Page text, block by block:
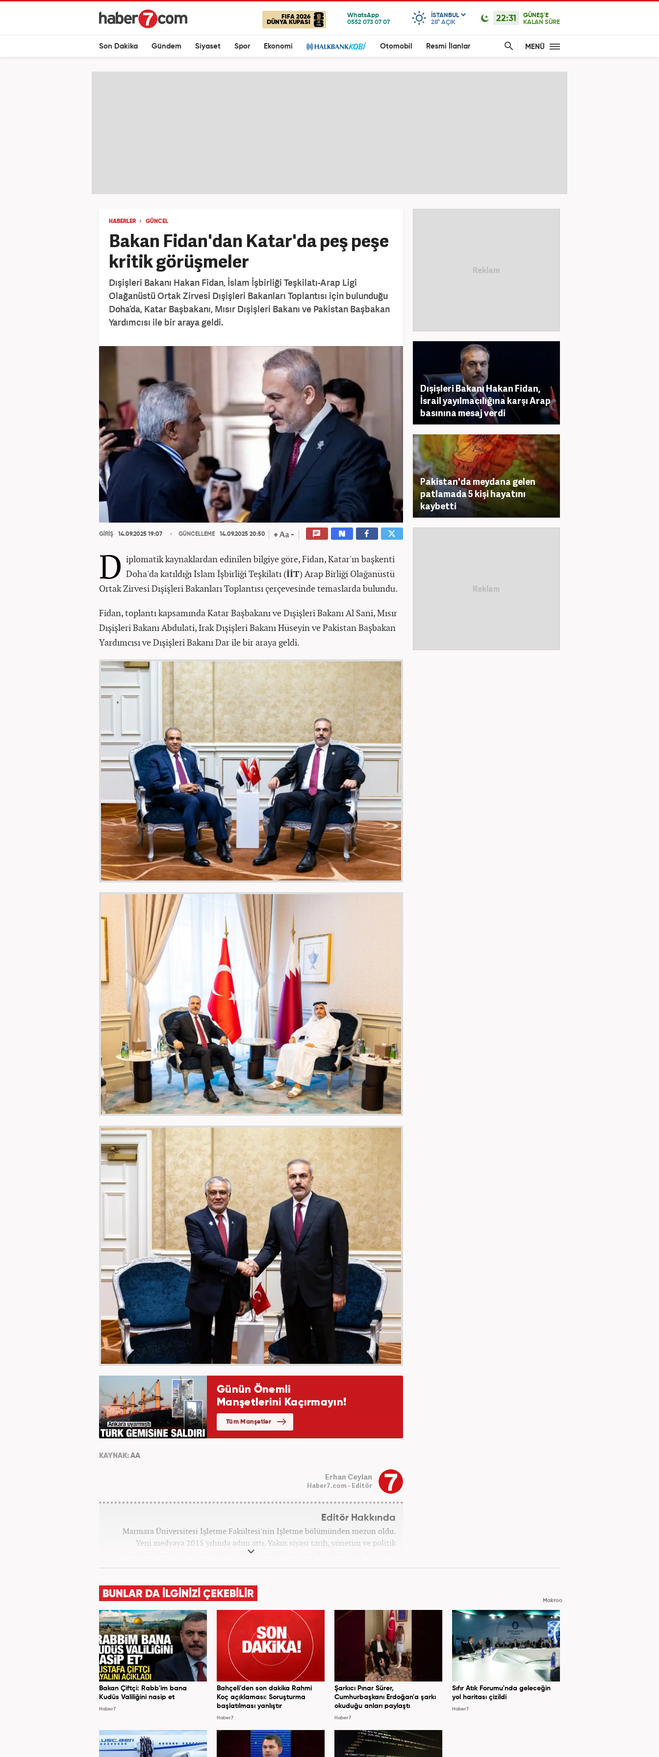
FIFA 2026
DÜNYA KUPASI
ISTANBUL
28° AÇIK 22:31
GÜNEŞ'E
KALAN SÜRE
Son Dakika Gündem Siyaset Spor Ekonomi Otomobil Resmi İlanlar MENÜ
HABERLER GÜNCEL
Bakan Fidan'dan Katar'da peş peşe
kritik görüşmeler
Dışişleri Bakanı Hakan Fidan, İslam İşbirliği Teşkilatı-Arap Ligi
Olağanüstü Ortak Zirvesi Dışişleri Bakanları Toplantısı için bulunduğu
Doha’da, Katar Başbakanı, Mısır Dışişleri Bakanı ve Pakistan Başbakan
Yardımcısı ile bir araya geldi.
GİRİŞ 14.09.2025 19:07 GÜNCELLEME 14.09.2025 20:50
D iplomatik kaynaklardan edinilen bilgiye göre, Fidan, Katar'ın başkenti
Doha'da katıldığı İslam İşbirliği Teşkilatı (İİT) Arap Birliği Olağanüstü
Ortak Zirvesi Dışişleri Bakanları Toplantısı çerçevesinde temaslarda bulundu.
Fidan, toplantı kapsamında Katar Başbakanı ve Dışişleri Bakanı Al Sani, Mısır
Dışişleri Bakanı Abdulati, Irak Dışişleri Bakanı Hüseyin ve Pakistan Başbakan
Yardımcısı ve Dışişleri Bakanı Dar ile bir araya geldi.
KAYNAK: AA
Erhan Ceylan
Haber7.com - Editör
Editör Hakkında
Marmara Üniversitesi İşletme Fakültesi'nin İşletme bölümünden mezun oldu.
Yeni medyaya 2015 yılında adım attı. Yakın siyasi tarih, yönetim ve politik
süreçlere olan ilgisi bu mesleğe başlamasındaki en önemli etken oldu. Sırasıyla
Star, Güneş, Akşam ve A Haber'de gündem ve politika editörlüğü görevinde
politics) yaşandığı günümüz dünyasında, tahrif edilen olguları savunmak, temiz
bilgi aktarımına yardımcı olmak ve kamuoyunun dijital-medya okuryazarlığını
geliştirmek üzere çaba gösteriyor. Dijital medya kariyeri Haber 7'de devam
etmektedir.
Dışişleri Bakanı Hakan Fidan,
İsrail yayılmacılığına karşı Arap
basınına mesaj verdi
Pakistan'da meydana gelen
patlamada 5 kişi hayatını
kaybetti
BUNLAR DA İLGİNİZİ ÇEKEBİLİR
Makroo
Bakan Çiftçi: Rabb'im bana
Kudüs Valiliğini nasip et
Haber7
Bahçeli'den son dakika Rahmi
Koç açıklaması: Soruşturma
başlatılması yanlıştır
Haber7
Şarkıcı Pınar Sürer,
Cumhurbaşkanı Erdoğan'a şarkı
okuduğu anları paylaştı
Haber7
Sıfır Atık Forumu'nda geleceğin
yol haritası çizildi
Haber7